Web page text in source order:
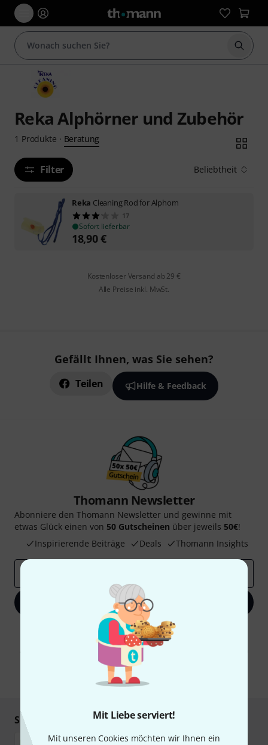
Mit Liebe serviert!
Mit unseren Cookies möchten wir Ihnen ein
Suche
Reka Alphörner und Zubehör
1 Produkte · Beratung
Filter Beliebtheit
Reka Cleaning Rod for Alphorn
17
Sofort lieferbar
18,90€
Kostenloser Versand ab 29 €
Alle Preise inkl. MwSt.
Gefällt Ihnen, was Sie sehen?
Teilen Hilfe & Feedback
Thomann Newsletter
Abonniere den Thomann Newsletter und gewinne mit
etwas Glück einen von 50 Gutscheinen über jeweils 50€!
Inspirierende Beiträge
Deals Thomann Insights
Jetzt anmelden
Mit Klick auf „Jetzt anmelden“ stimmen Sie dem Erhalt von E-Mail-
Werbung und einer Messung des E-Mail-Nutzungsverhaltens zu. Die
Abmeldung ist jederzeit möglich. Weitere Informationen finden Sie in
unseren
Datenschutzhinweisen
* Pflichtfeld
Sicher einkaufen & bezahlen